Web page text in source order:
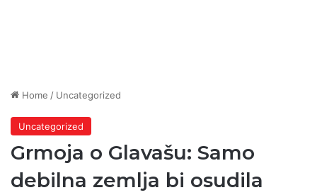
Home / Uncategorized
Uncategorized
Grmoja o Glavašu: Samo
debilna zemlja bi osudila